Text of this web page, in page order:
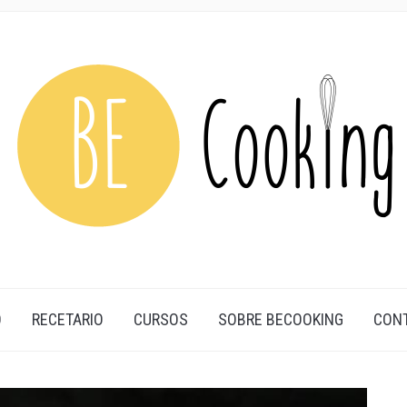
RECETARIO CURSOS SOBRE BECOOKING